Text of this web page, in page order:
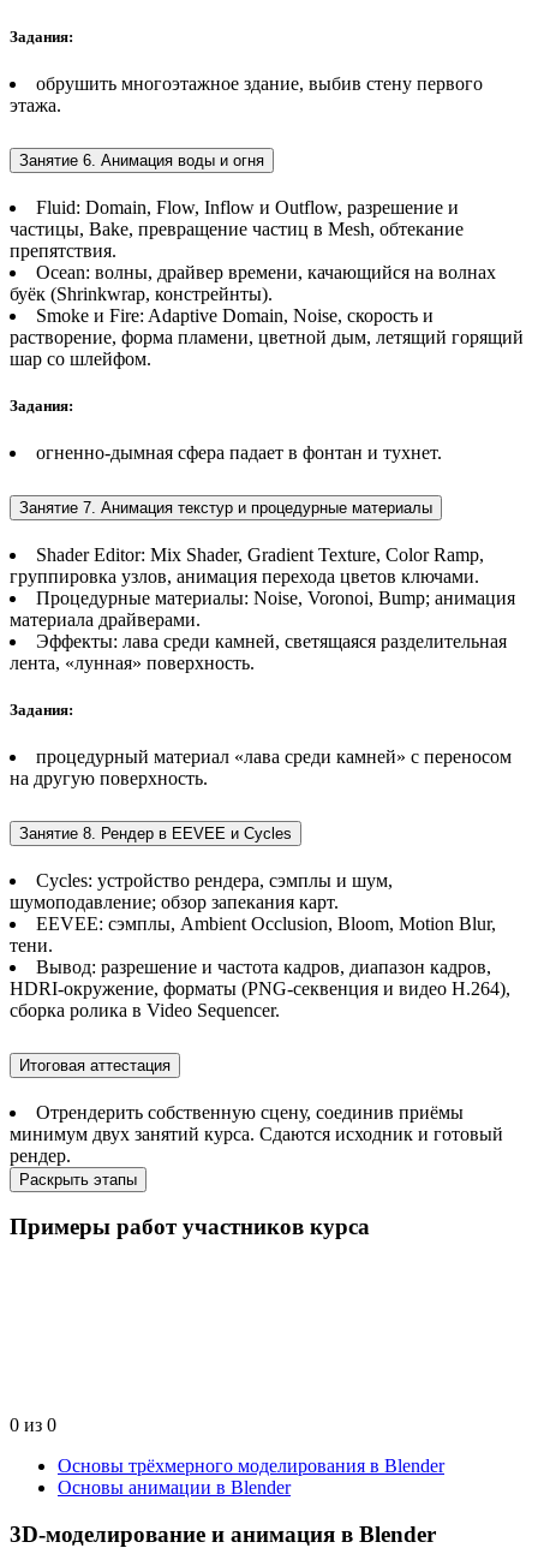
Задания:
обрушить многоэтажное здание, выбив стену первого
этажа.
Занятие 6. Анимация воды и огня
Fluid: Domain, Flow, Inflow и Outflow, разрешение и
частицы, Bake, превращение частиц в Mesh, обтекание
препятствия.
Ocean: волны, драйвер времени, качающийся на волнах
буёк (Shrinkwrap, констрейнты).
Smoke и Fire: Adaptive Domain, Noise, скорость и
растворение, форма пламени, цветной дым, летящий горящий
шар со шлейфом.
Задания:
огненно-дымная сфера падает в фонтан и тухнет.
Занятие 7. Анимация текстур и процедурные материалы
Shader Editor: Mix Shader, Gradient Texture, Color Ramp,
группировка узлов, анимация перехода цветов ключами.
Процедурные материалы: Noise, Voronoi, Bump; анимация
материала драйверами.
Эффекты: лава среди камней, светящаяся разделительная
лента, «лунная» поверхность.
Задания:
процедурный материал «лава среди камней» с переносом
на другую поверхность.
Занятие 8. Рендер в EEVEE и Cycles
Cycles: устройство рендера, сэмплы и шум,
шумоподавление; обзор запекания карт.
EEVEE: сэмплы, Ambient Occlusion, Bloom, Motion Blur,
тени.
Вывод: разрешение и частота кадров, диапазон кадров,
HDRI-окружение, форматы (PNG-секвенция и видео H.264),
сборка ролика в Video Sequencer.
Итоговая аттестация
Отрендерить собственную сцену, соединив приёмы
минимум двух занятий курса. Сдаются исходник и готовый
рендер.
Раскрыть этапы
Примеры работучастников курса
0 из 0
Основы трёхмерного моделирования в Blender
Основы анимации в Blender
3D-моделирование и анимация в Blender